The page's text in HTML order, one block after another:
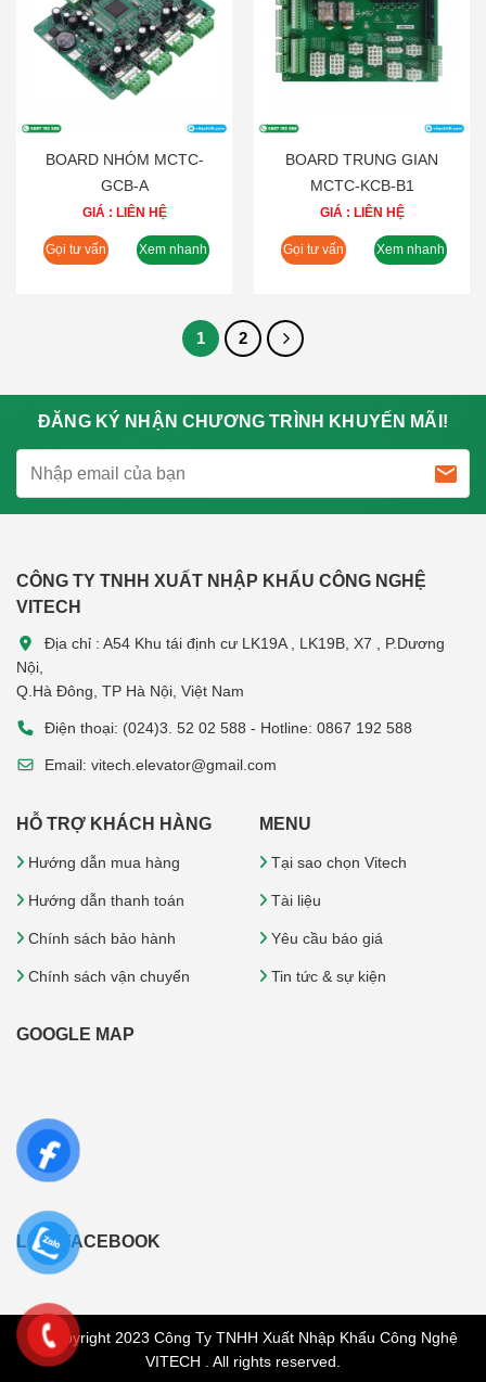
BOARD NHÓM MCTC-
GCB-A
GIÁ : LIÊN HỆ
Gọi tư vấn Xem nhanh
BOARD TRUNG GIAN
MCTC-KCB-B1
GIÁ : LIÊN HỆ
Gọi tư vấn Xem nhanh
1 2
ĐĂNG KÝ NHẬN CHƯƠNG TRÌNH KHUYẾN MÃI!
CÔNG TY TNHH XUẤT NHẬP KHẨU CÔNG NGHỆ
VITECH
Địa chỉ : A54 Khu tái định cư LK19A , LK19B, X7 , P.Dương
Nội,
Q.Hà Đông, TP Hà Nội, Việt Nam
Điện thoại: (024)3. 52 02 588 - Hotline: 0867 192 588
Email: vitech.elevator@gmail.com
HỖ TRỢ KHÁCH HÀNG
Hướng dẫn mua hàng
Hướng dẫn thanh toán
Chính sách bảo hành
Chính sách vận chuyển
MENU
Tại sao chọn Vitech
Tài liệu
Yêu cầu báo giá
Tin tức & sự kiện
GOOGLE MAP
LIKE FACEBOOK
© Copyright 2023 Công Ty TNHH Xuất Nhập Khẩu Công Nghệ
VITECH . All rights reserved.